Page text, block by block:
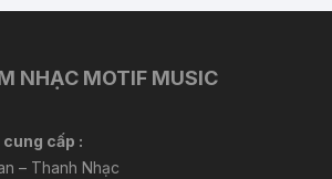
NHẠC MOTIF MUSIC
cấp :
– Thanh Nhạc